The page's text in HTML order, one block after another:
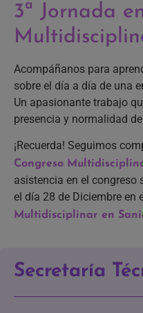
3ª Jornada
Acompáñanos para
sobre el día a día de una
Un apasionante trabajo
presencia y normalidad
¡Recuerda! Seguimos
Congreso
asistencia en el congreso
el día 28 de Diciembre en
Multidisciplinar en
Secretaría